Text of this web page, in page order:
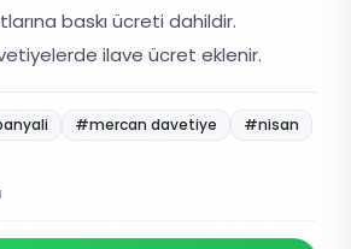
baskı ücreti dahildir.
ilave ücret eklenir.
#mercan davetiye #nisan